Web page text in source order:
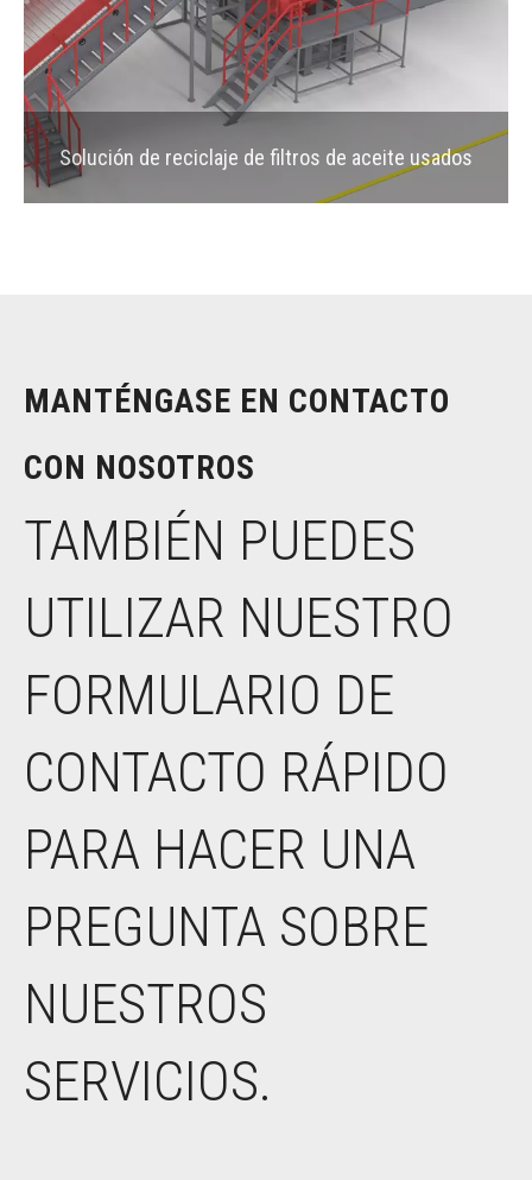
Solución de reciclaje de filtros de aceite usados
MANTÉNGASE EN CONTACTO
CON NOSOTROS
TAMBIÉN PUEDES
UTILIZAR NUESTRO
FORMULARIO DE
CONTACTO RÁPIDO
PARA HACER UNA
PREGUNTA SOBRE
NUESTROS
SERVICIOS.